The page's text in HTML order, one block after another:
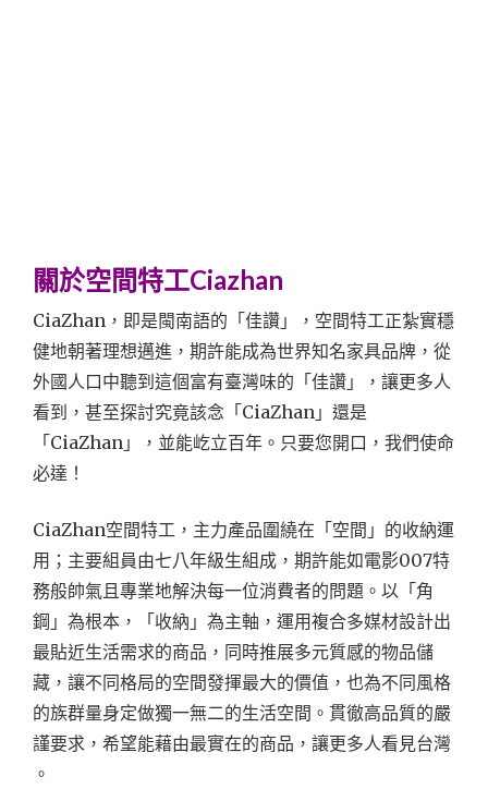
關於空間特工Ciazhan
CiaZhan，即是閩南語的「佳讚」，空間特工正紮實穩
健地朝著理想邁進，期許能成為世界知名家具品牌，從
外國人口中聽到這個富有臺灣味的「佳讚」，讓更多人
看到，甚至探討究竟該念「CiaZhan」還是
「CiaZhan」，並能屹立百年。只要您開口，我們使命
必達！
CiaZhan空間特工，主力產品圍繞在「空間」的收納運
用；主要組員由七八年級生組成，期許能如電影007特
務般帥氣且專業地解決每一位消費者的問題。以「角
鋼」為根本，「收納」為主軸，運用複合多媒材設計出
最貼近生活需求的商品，同時推展多元質感的物品儲
藏，讓不同格局的空間發揮最大的價值，也為不同風格
的族群量身定做獨一無二的生活空間。貫徹高品質的嚴
謹要求，希望能藉由最實在的商品，讓更多人看見台灣
。